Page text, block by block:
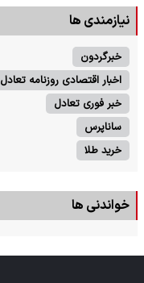
نیازمندی ها
خبرگردون
اخبار اقتصادی روزنامه تعادل
خبر فوری تعادل
ساناپرس
خرید طلا
خواندنی ها